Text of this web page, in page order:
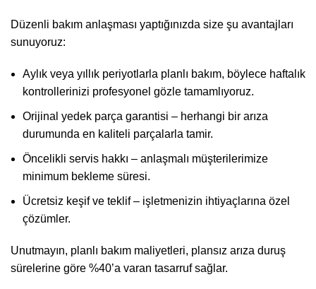
Düzenli bakım anlaşması yaptığınızda size şu avantajları
sunuyoruz:
Aylık veya yıllık periyotlarla planlı bakım, böylece haftalık
kontrollerinizi profesyonel gözle tamamlıyoruz.
Orijinal yedek parça garantisi – herhangi bir arıza
durumunda en kaliteli parçalarla tamir.
Öncelikli servis hakkı – anlaşmalı müşterilerimize
minimum bekleme süresi.
Ücretsiz keşif ve teklif – işletmenizin ihtiyaçlarına özel
çözümler.
Unutmayın, planlı bakım maliyetleri, plansız arıza duruş
sürelerine göre %40’a varan tasarruf sağlar.